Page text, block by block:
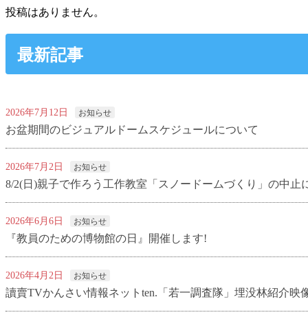
投稿はありません。
最新記事
2026年7月12日 お知らせ
お盆期間のビジュアルドームスケジュールについて
2026年7月2日 お知らせ
8/2(日)親子で作ろう工作教室「スノードームづくり」の中止
2026年6月6日 お知らせ
『教員のための博物館の日』開催します!
2026年4月2日 お知らせ
讀賣TVかんさい情報ネットten.「若一調査隊」埋没林紹介映